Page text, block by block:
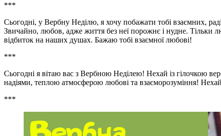
***
Сьогодні, у Вербну Неділю, я хочу побажати тобі взаємних,
Звичайно, любов, адже життя без неї порожнє і нудне. Тільки
відбиток на наших душах. Бажаю тобі взаємної любові!
***
Сьогодні я вітаю вас з Вербною Неділею! Нехай із гілочкою
надіями, теплою атмосферою любові та взаєморозуміння!
***